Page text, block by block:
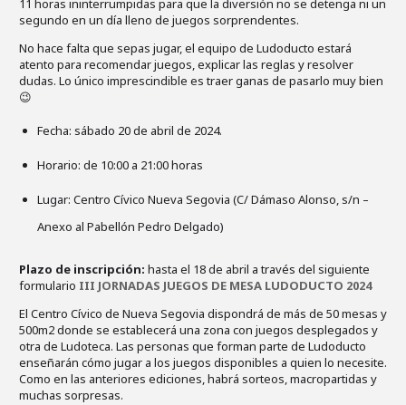
11 horas ininterrumpidas para que la diversión no se detenga ni un
segundo en un día lleno de juegos sorprendentes.
No hace falta que sepas jugar, el equipo de Ludoducto estará
atento para recomendar juegos, explicar las reglas y resolver
dudas. Lo único imprescindible es traer ganas de pasarlo muy bien
😉
Fecha: sábado 20 de abril de 2024.
Horario: de 10:00 a 21:00 horas
Lugar: Centro Cívico Nueva Segovia (C/ Dámaso Alonso, s/n –
Anexo al Pabellón Pedro Delgado)
Plazo de inscripción: hasta el 18 de abril a través del siguiente
formulario III JORNADAS JUEGOS DE MESA LUDODUCTO 2024
El Centro Cívico de Nueva Segovia dispondrá de más de 50 mesas y
500m2 donde se establecerá una zona con juegos desplegados y
otra de Ludoteca. Las personas que forman parte de Ludoducto
enseñarán cómo jugar a los juegos disponibles a quien lo necesite.
Como en las anteriores ediciones, habrá sorteos, macropartidas y
muchas sorpresas.